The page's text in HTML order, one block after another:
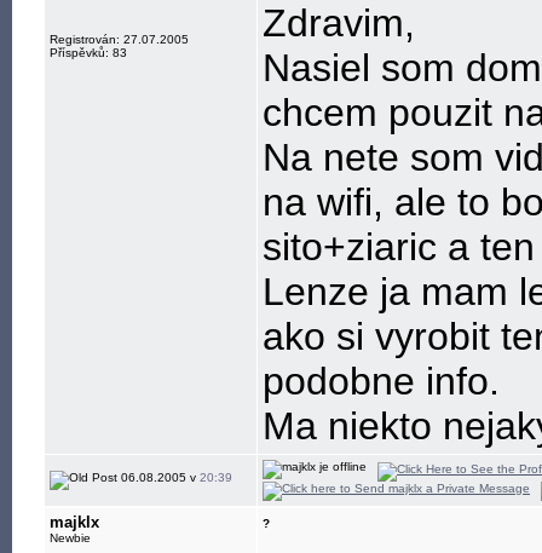
Registrován: 27.07.2005
Příspěvků: 83
Zdravim,
Nasiel som
chcem pouzit
Na nete som
na wifi, ale to
sito+ziaric a
Lenze ja mam
ako si vyrobit
podobne info.
Ma niekto
06.08.2005 v 20:39
majklx
Newbie
?